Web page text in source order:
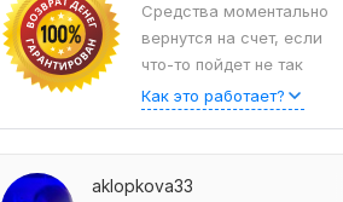
Средства моментально
вернутся на счет, если
что-то пойдет не так
Как это работает?
aklopkova33